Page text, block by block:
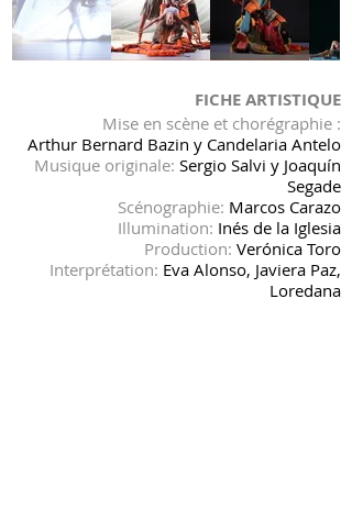
FICHE ARTISTIQUE
Mise en scène et chorégraphie :
Arthur Bernard Bazin y Candelaria Antelo
Musique originale: Sergio Salvi y Joaquín
Segade
Scénographie: Marcos Carazo
Illumination: Inés de la Iglesia
Production: Verónica Toro
Interprétation: Eva Alonso, Javiera Paz,
Loredana